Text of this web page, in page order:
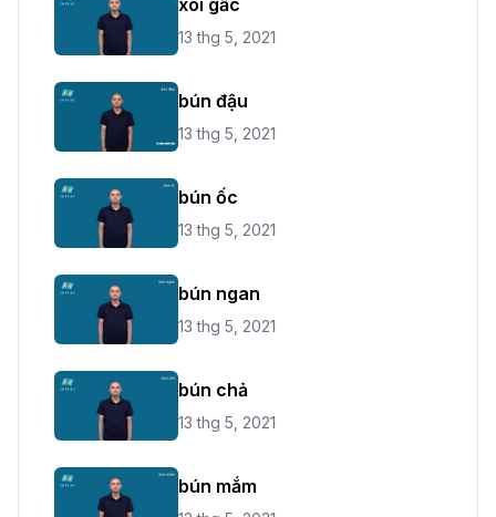
13 thg 5, 2021
bún đậu
13 thg 5, 2021
bún ốc
13 thg 5, 2021
bún ngan
13 thg 5, 2021
bún chả
13 thg 5, 2021
bún mắm